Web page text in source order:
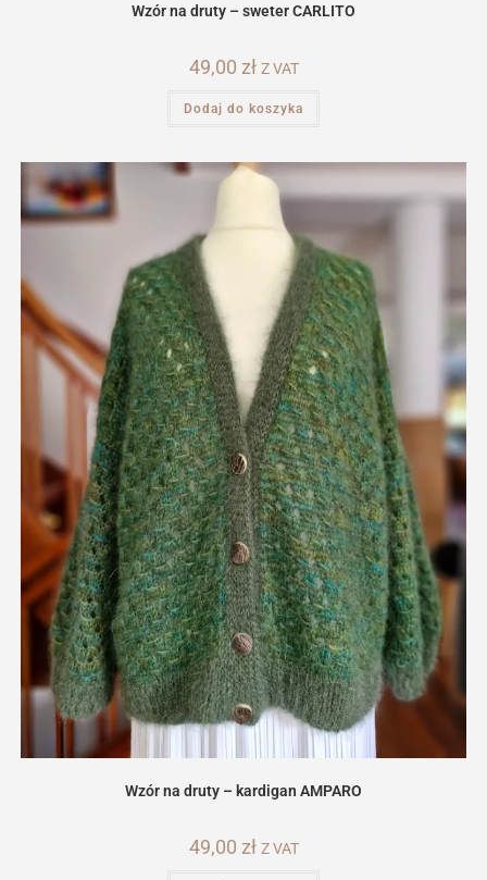
Wzór na druty – sweter CARLITO
49,00 zł Z VAT
Dodaj do koszyka
Wzór na druty – kardigan AMPARO
49,00 zł Z VAT